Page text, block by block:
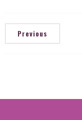
Previous